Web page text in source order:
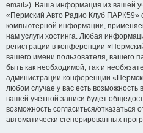
email»). Ваша информация из вашей
«Пермский Авто Радио Клуб ПАРК59»
компьютерной информации,
нам услуги хостинга. Любая
регистрации в конференции
вашего имени пользователя, вашего
быть как необходимой, так и
администрации конференции
любом случае у вас есть
вашей учётной записи будет
возможность согласиться/отказаться
автоматически сгенерированных